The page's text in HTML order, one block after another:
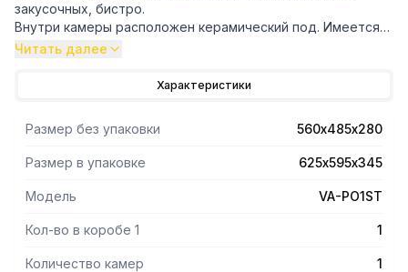
закусочных, бистро.
Внутри камеры расположен керамический под. Имеется
подсветка. Вместимость камеры – 1 пицца.
Корпус изготовлен из нержавеющей стали.
Читать далее
Характеристики
Размер без упаковки 560х485х280
Размер в упаковке 625х595х345
Модель VA-PO1ST
Кол-во в коробе 1 1
Количество камер 1